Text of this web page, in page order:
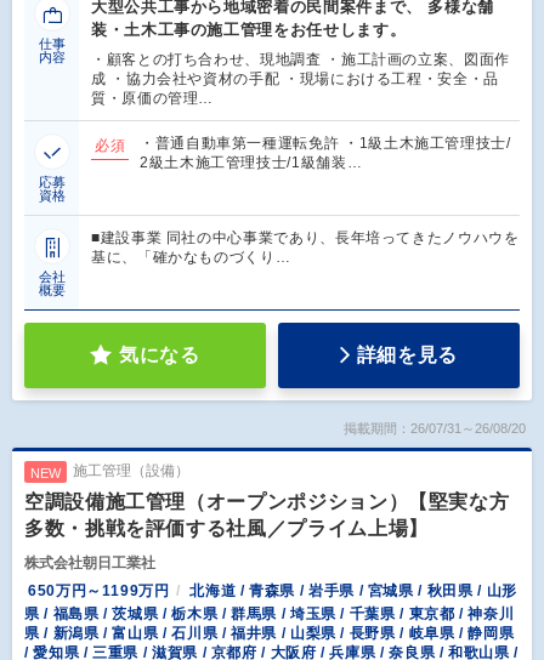
仕事
内容
大型公共工事から地域密着の民間案件まで、 多様な舗
装・土木工事の施工管理をお任せします。
・顧客との打ち合わせ、現地調査 ・施工計画の立案、図面作
成 ・協力会社や資材の手配 ・現場における工程・安全・品
質・原価の管理…
応募
資格
必須
・普通自動車第一種運転免許 ・1級土木施工管理技士/
2級土木施工管理技士/1級舗装…
会社
概要
■建設事業 同社の中心事業であり、長年培ってきたノウハウを
基に、「確かなものづくり…
気になる 詳細を見る
掲載期間：26/07/31～26/08/20
NEW 施工管理（設備）
空調設備施工管理（オープンポジション）【堅実な方
多数・挑戦を評価する社風／プライム上場】
株式会社朝日工業社
650万円～1199万円
北海道 / 青森県 / 岩手県 / 宮城県 / 秋田県 / 山形
県 / 福島県 / 茨城県 / 栃木県 / 群馬県 / 埼玉県 / 千葉県 / 東京都 / 神奈川
県 / 新潟県 / 富山県 / 石川県 / 福井県 / 山梨県 / 長野県 / 岐阜県 / 静岡県
/ 愛知県 / 三重県 / 滋賀県 / 京都府 / 大阪府 / 兵庫県 / 奈良県 / 和歌山県 /